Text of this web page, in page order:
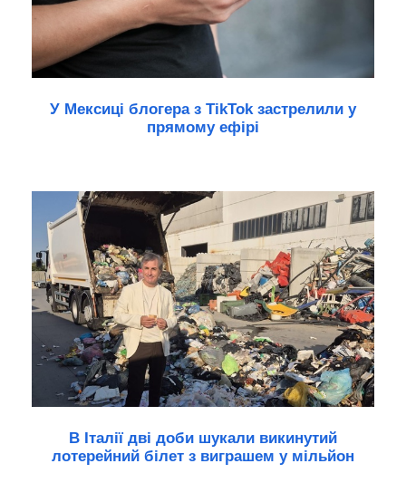
У Мексиці блогера з TikTok застрелили у
прямому ефірі
В Італії дві доби шукали викинутий
лотерейний білет з виграшем у мільйон